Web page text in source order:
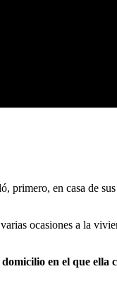
primero, en casa de
ocasiones a la
en el que